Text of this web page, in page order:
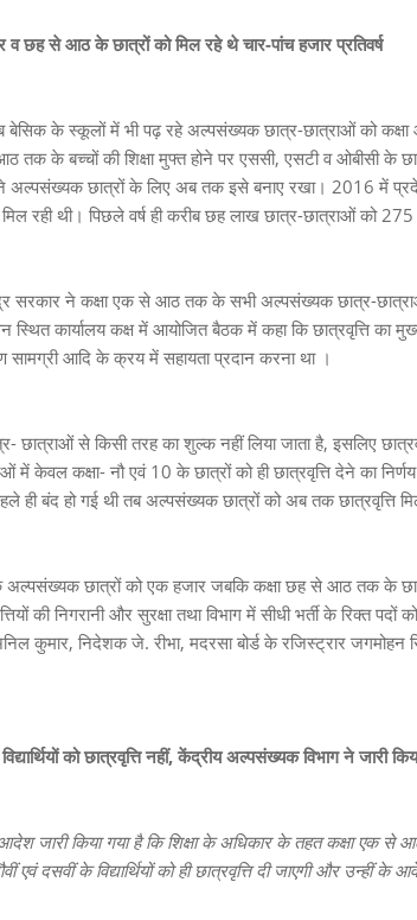
छह से आठ के छात्रों को मिल रहे थे चार-पांच हजार प्रतिवर्ष
के स्कूलों में भी पढ़ रहे अल्पसंख्यक छात्र-छात्राओं को कक्षा
तक के बच्चों की शिक्षा मुफ्त होने पर एससी, एसटी व ओबीसी के
छात्रों के लिए अब तक इसे बनाए रखा। 2016 में
रही थी। पिछले वर्ष ही करीब छह लाख छात्र-छात्राओं को 275
सरकार ने कक्षा एक से आठ तक के सभी अल्पसंख्यक छात्र-
स्थित कार्यालय कक्ष में आयोजित बैठक में कहा कि छात्रवृत्ति का
सामग्री आदि के क्रय में सहायता प्रदान करना था ।
से किसी तरह का शुल्क नहीं लिया जाता है, इसलिए
में केवल कक्षा- नौ एवं 10 के छात्रों को ही छात्रवृत्ति देने का
ही बंद हो गई थी तब अल्पसंख्यक छात्रों को अब तक छात्रवृत्ति
छात्रों को एक हजार जबकि कक्षा छह से आठ तक के
की निगरानी और सुरक्षा तथा विभाग में सीधी भर्ती के रिक्त
कुमार, निदेशक जे. रीभा, मदरसा बोर्ड के रजिस्ट्रार
को छात्रवृत्ति नहीं, केंद्रीय अल्पसंख्यक विभाग ने जारी
जारी किया गया है कि शिक्षा के अधिकार के तहत कक्षा एक से
एवं दसवीं के विद्यार्थियों को ही छात्रवृत्ति दी जाएगी और उन्हीं के